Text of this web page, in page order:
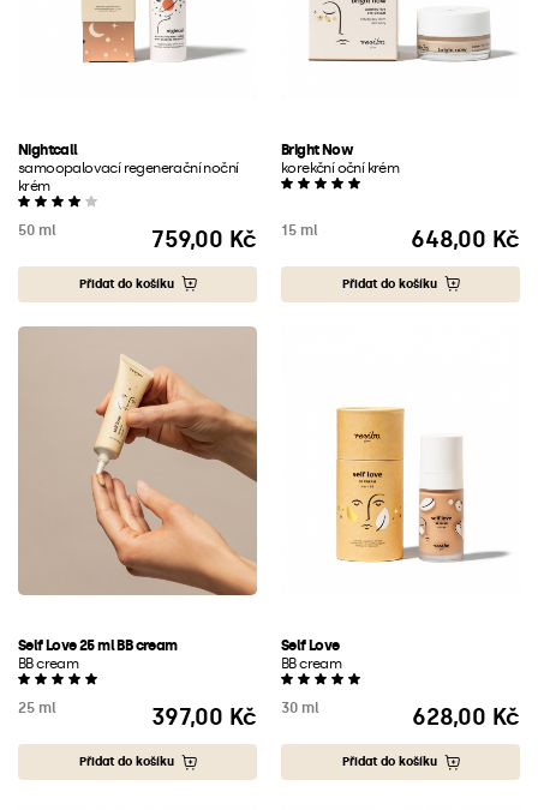
Nightcall
samoopalovací regenerační noční
krém
50 ml
Cena
759,00 Kč
Přidat do košíku
Bright Now
korekční oční krém
15 ml
Cena
648,00 Kč
Přidat do košíku
Self Love 25 ml BB cream
BB cream
25 ml
Cena
397,00 Kč
Přidat do košíku
Self Love
BB cream
30 ml
Cena
628,00 Kč
Přidat do košíku